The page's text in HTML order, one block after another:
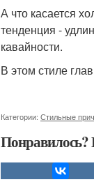
А что касается
тенденция -
кавайности.
В этом стиле
Категории: Стильные
Понравилось?